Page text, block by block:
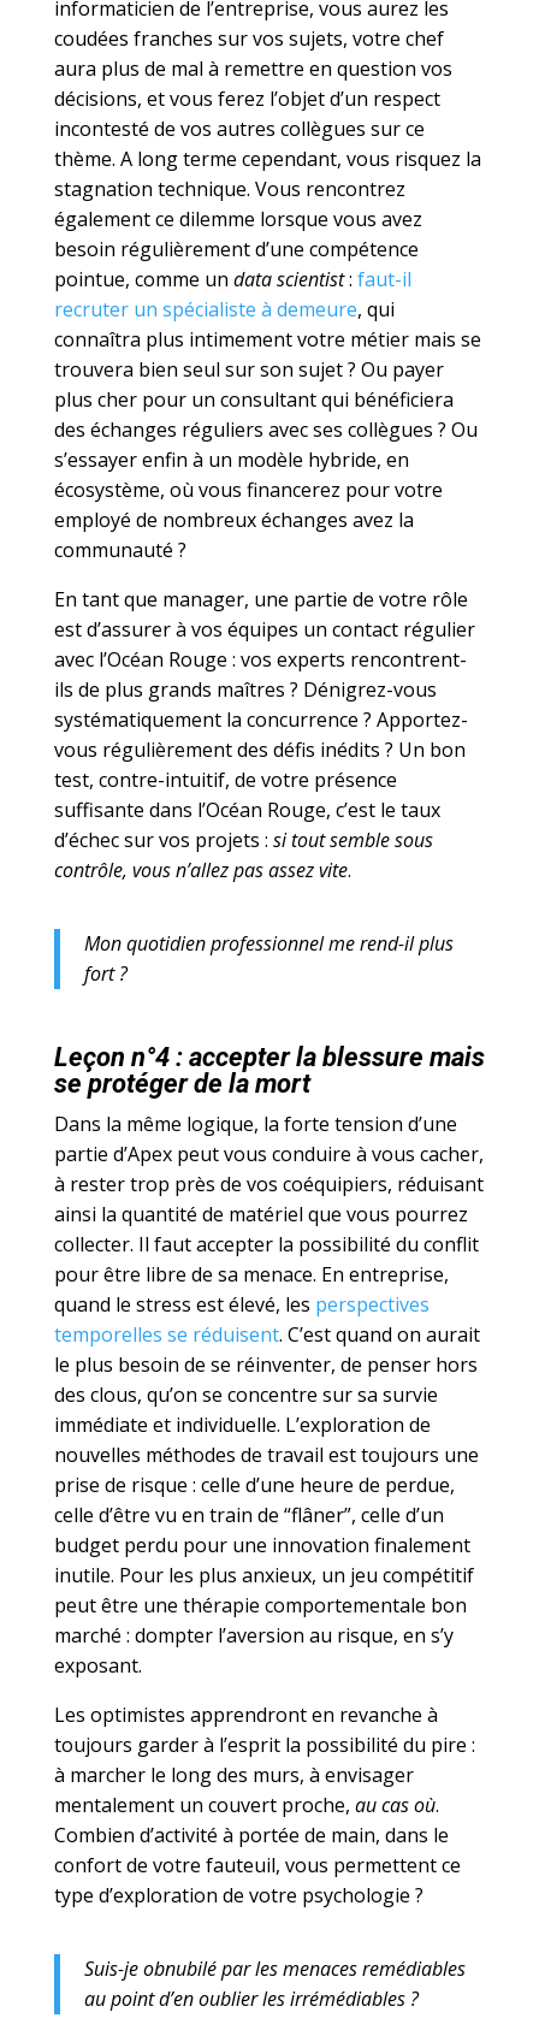
informaticien de l’entreprise, vous aurez les
coudées franches sur vos sujets, votre chef
aura plus de mal à remettre en question vos
décisions, et vous ferez l’objet d’un respect
incontesté de vos autres collègues sur ce
thème. A long terme cependant, vous risquez la
stagnation technique. Vous rencontrez
également ce dilemme lorsque vous avez
besoin régulièrement d’une compétence
pointue, comme un data scientist: faut-il
recruter un spécialiste à demeure, qui
connaîtra plus intimement votre métier mais se
trouvera bien seul sur son sujet ? Ou payer
plus cher pour un consultant qui bénéficiera
des échanges réguliers avec ses collègues ? Ou
s’essayer enfin à un modèle hybride, en
écosystème, où vous financerez pour votre
employé de nombreux échanges avez la
communauté ?
En tant que manager, une partie de votre rôle
est d’assurer à vos équipes un contact régulier
avec l’Océan Rouge : vos experts rencontrent-
ils de plus grands maîtres ? Dénigrez-vous
systématiquement la concurrence ? Apportez-
vous régulièrement des défis inédits ? Un bon
test, contre-intuitif, de votre présence
suffisante dans l’Océan Rouge, c’est le taux
d’échec sur vos projets : si tout semble sous
contrôle, vous n’allez pas assez vite.
Mon quotidien professionnel me rend-il plus
fort ?
Leçon n°4 : accepter la blessure mais
se protéger de la mort
Dans la même logique, la forte tension d’une
partie d’Apex peut vous conduire à vous cacher,
à rester trop près de vos coéquipiers, réduisant
ainsi la quantité de matériel que vous pourrez
collecter. Il faut accepter la possibilité du conflit
pour être libre de sa menace. En entreprise,
quand le stress est élevé, les perspectives
temporelles se réduisent. C’est quand on aurait
le plus besoin de se réinventer, de penser hors
des clous, qu’on se concentre sur sa survie
immédiate et individuelle. L’exploration de
nouvelles méthodes de travail est toujours une
prise de risque : celle d’une heure de perdue,
celle d’être vu en train de “flâner”, celle d’un
budget perdu pour une innovation finalement
inutile. Pour les plus anxieux, un jeu compétitif
peut être une thérapie comportementale bon
marché : dompter l’aversion au risque, en s’y
exposant.
Les optimistes apprendront en revanche à
toujours garder à l’esprit la possibilité du pire :
à marcher le long des murs, à envisager
mentalement un couvert proche, au cas où.
Combien d’activité à portée de main, dans le
confort de votre fauteuil, vous permettent ce
type d’exploration de votre psychologie ?
Suis-je obnubilé par les menaces remédiables
au point d’en oublier les irrémédiables ?